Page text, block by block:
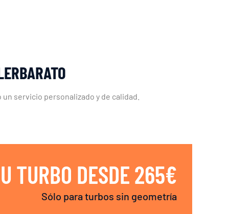
servicio personalizado y de calidad.
TURBO DESDE 265€
Sólo para turbos sin geometría